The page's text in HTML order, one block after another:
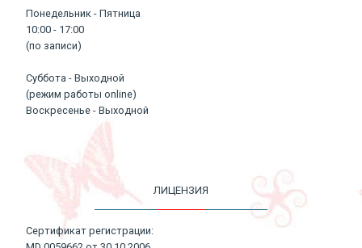
Понедельник - Пятница
10:00 - 17:00
(по записи)
Суббота - Выходной
(режим работы online)
Воскресенье - Выходной
ЛИЦЕНЗИЯ
Сертификат регистрации: